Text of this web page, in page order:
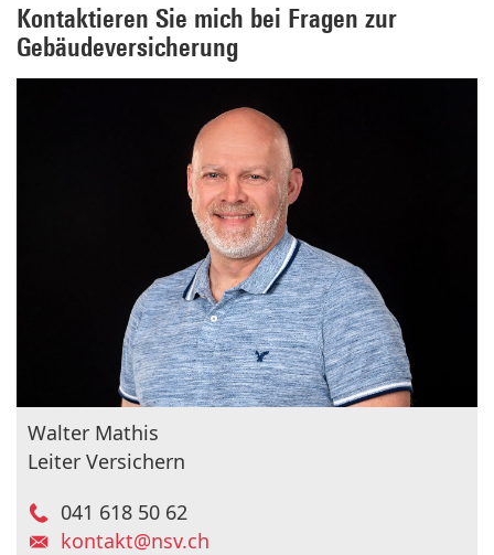
Kontaktieren Sie mich bei Fragen zur
Gebäudeversicherung
Walter Mathis
Leiter Versichern
041 618 50 62
kontakt@nsv.ch